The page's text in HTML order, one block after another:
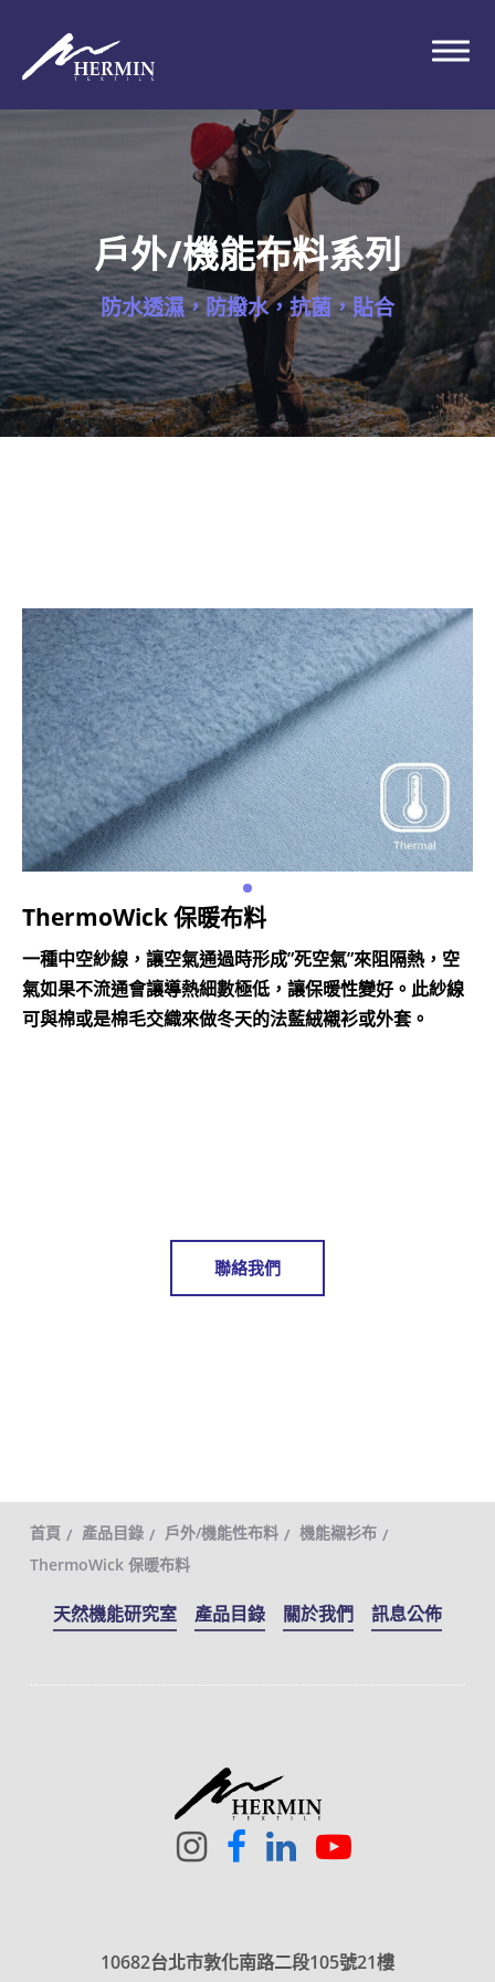
戶外/機能布料系列
防水透濕，防撥水，抗菌，貼合
ThermoWick 保暖布料
一種中空紗線，讓空氣通過時形成”死空氣”來阻隔熱，空
氣如果不流通會讓導熱細數極低，讓保暖性變好。此紗線
可與棉或是棉毛交織來做冬天的法藍絨襯衫或外套。
聯絡我們
首頁 產品目錄 戶外/機能性布料
機能襯衫布
ThermoWick 保暖布料
天然機能研究室 產品目錄 關於我們 訊息公佈
10682台北市敦化南路二段105號21樓